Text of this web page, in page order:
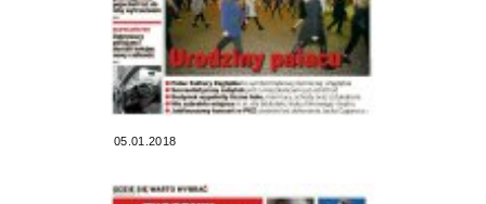
05.01.2018